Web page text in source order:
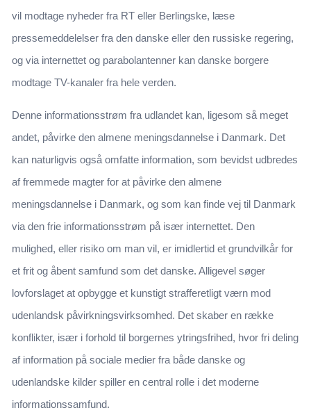
vil modtage nyheder fra RT eller Berlingske, læse
pressemeddelelser fra den danske eller den russiske regering,
og via internettet og parabolantenner kan danske borgere
modtage TV-kanaler fra hele verden.
Denne informationsstrøm fra udlandet kan, ligesom så meget
andet, påvirke den almene meningsdannelse i Danmark. Det
kan naturligvis også omfatte information, som bevidst udbredes
af fremmede magter for at påvirke den almene
meningsdannelse i Danmark, og som kan finde vej til Danmark
via den frie informationsstrøm på især internettet. Den
mulighed, eller risiko om man vil, er imidlertid et grundvilkår for
et frit og åbent samfund som det danske. Alligevel søger
lovforslaget at opbygge et kunstigt strafferetligt værn mod
udenlandsk påvirkningsvirksomhed. Det skaber en række
konflikter, især i forhold til borgernes ytringsfrihed, hvor fri deling
af information på sociale medier fra både danske og
udenlandske kilder spiller en central rolle i det moderne
informationssamfund.